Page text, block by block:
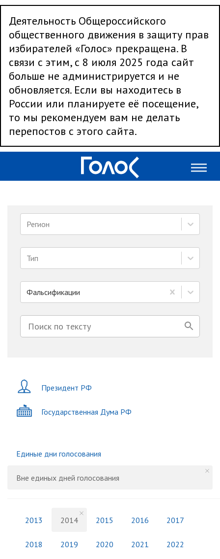
Деятельность Общероссийского
общественного движения в защиту прав
избирателей «Голос» прекращена. В
связи с этим, с 8 июля 2025 года сайт
больше не администрируется и не
обновляется. Если вы находитесь в
России или планируете её посещение,
то мы рекомендуем вам не делать
перепостов с этого сайта.
Регион
Тип
Фальсификации
Президент РФ
Государственная Дума РФ
Единые дни голосования
Вне единых дней голосования
2013 2014 2015 2016 2017
2018 2019 2020 2021 2022